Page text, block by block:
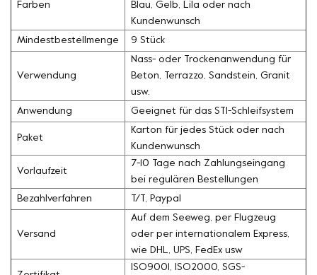
Farben
Blau, Gelb, Lila oder nach
Kundenwunsch
Mindestbestellmenge 9 Stück
Verwendung
Nass- oder Trockenanwendung für
Beton, Terrazzo, Sandstein, Granit
usw.
Anwendung Geeignet für das STI-Schleifsystem
Paket
Karton für jedes Stück oder nach
Kundenwunsch
Vorlaufzeit
7-10 Tage nach Zahlungseingang
bei regulären Bestellungen
Bezahlverfahren T/T, Paypal
Versand
Auf dem Seeweg, per Flugzeug
oder per internationalem Express,
wie DHL, UPS, FedEx usw
ISO9001, ISO2000, SGS-